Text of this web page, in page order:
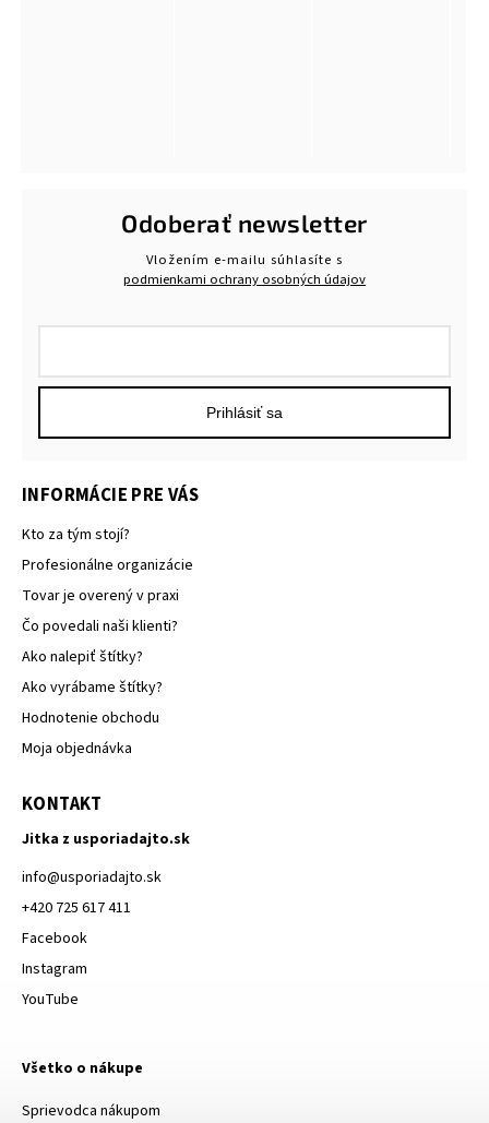
INFORMÁCIE PRE VÁS
Kto za tým stojí?
Profesionálne organizácie
Tovar je overený v praxi
Čo povedali naši klienti?
Ako nalepiť štítky?
Ako vyrábame štítky?
Hodnotenie obchodu
Moja objednávka
KONTAKT
Jitka z usporiadajto.sk
info@usporiadajto.sk
+420 725 617 411
Facebook
Instagram
YouTube
Všetko o nákupe
Sprievodca nákupom
Odoberať newsletter
Vložením e-mailu súhlasíte s
podmienkami ochrany osobných údajov
Prihlásiť sa